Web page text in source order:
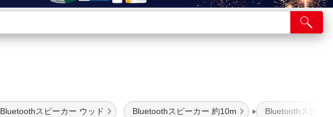
店舗情報・店舗一覧
Bluetoothスピーカー ウッド Bluetoothスピーカー 約10m Bluetoothスピー